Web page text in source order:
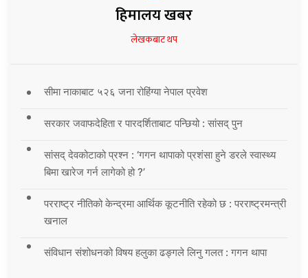
हिमालय खबर
लेखकबाट थप
सीमा नाकाबाट ५२६ जना रोहिंग्या नेपाल प्रवेश
सरकार जवाफदेहिता र पारदर्शिताबाट पन्छियो : सांसद् पुन
सांसद् देवकोटाको प्रश्न : ‘गगन थापाको प्रशंसा हुने डरले स्वास्थ्य
बिमा खारेज गर्न लागेको हो ?’
परराष्ट्र नीतिको केन्द्रमा आर्थिक कूटनीति रहेको छ : परराष्ट्रमन्त्री
खनाल
संविधान संशोधनको विषय हलुका ढङ्गले लिनु गलत : गगन थापा